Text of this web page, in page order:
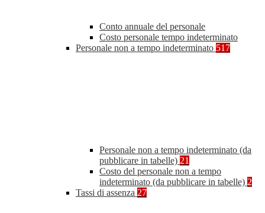
Conto annuale del personale
Costo personale tempo indeterminato
Personale non a tempo indeterminato 517
Personale non a tempo indeterminato (da
pubblicare in tabelle) 21
Costo del personale non a tempo
indeterminato (da pubblicare in tabelle) 2
Tassi di assenza 27